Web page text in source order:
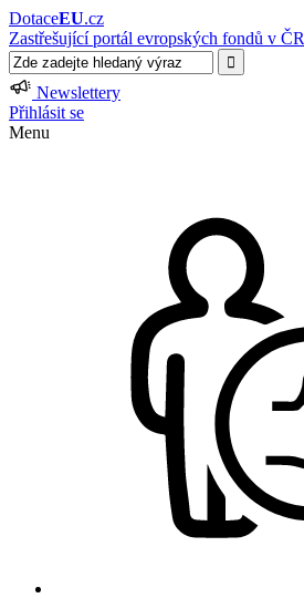
DotaceEU.cz
Zastřešující portál evropských fondů v ČR
Newslettery
Přihlásit se
Menu